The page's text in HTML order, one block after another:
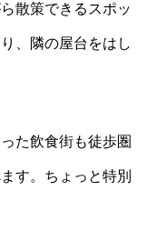
散策できるスポッ
、隣の屋台をはし
た飲食街も徒歩圏
す。ちょっと特別